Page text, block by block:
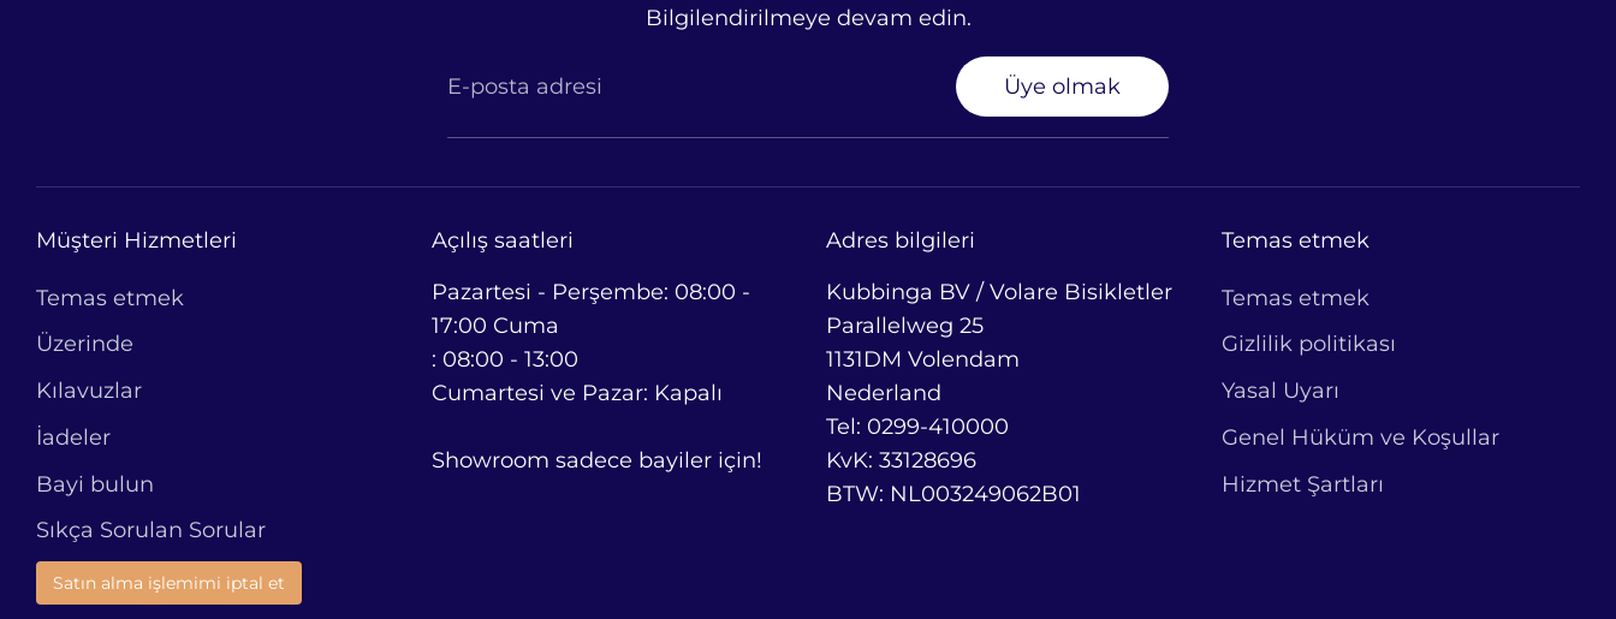
Bilgilendirilmeye devam edin.
E-posta adresi Üye olmak
Müşteri Hizmetleri
Temas etmek
Üzerinde
Kılavuzlar
İadeler
Bayi bulun
Sıkça Sorulan Sorular
Satın alma işlemimi iptal et
Açılış saatleri
Pazartesi - Perşembe: 08:00 -
17:00 Cuma
: 08:00 - 13:00
Cumartesi ve Pazar: Kapalı
Showroom sadece bayiler için!
Adres bilgileri
Kubbinga BV / Volare Bisikletler
Parallelweg 25
1131DM Volendam
Nederland
Tel: 0299-410000
KvK: 33128696
BTW: NL003249062B01
Temas etmek
Temas etmek
Gizlilik politikası
Yasal Uyarı
Genel Hüküm ve Koşullar
Hizmet Şartları